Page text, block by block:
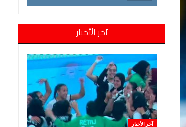
آخر الأخبار
آخر الأخبار